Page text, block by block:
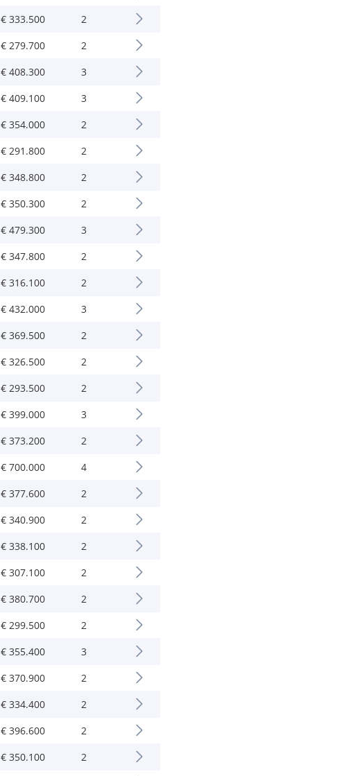
€ 333.500
2
€ 279.700
2
€ 408.300
3
€ 409.100
3
€ 354.000
2
€ 291.800
2
€ 348.800
2
€ 350.300
2
€ 479.300
3
€ 347.800
2
€ 316.100
2
€ 432.000
3
€ 369.500
2
€ 326.500
2
€ 293.500
2
€ 399.000
3
€ 373.200
2
€ 700.000
4
€ 377.600
2
€ 340.900
2
€ 338.100
2
€ 307.100
2
€ 380.700
2
€ 299.500
2
€ 355.400
3
€ 370.900
2
€ 334.400
2
€ 396.600
2
€ 350.100
2